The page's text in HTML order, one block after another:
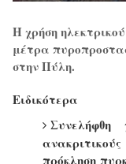
Η χρήση
μέτρα
στην Πύλη.
Ειδικότερα
Συνελήφθη
πρόκληση